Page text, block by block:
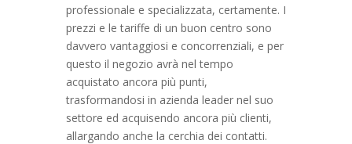
professionale e specializzata, certamente. I
prezzi e le tariffe di un buon centro sono
davvero vantaggiosi e concorrenziali, e per
questo il negozio avrà nel tempo
acquistato ancora più punti,
trasformandosi in azienda leader nel suo
settore ed acquisendo ancora più clienti,
allargando anche la cerchia dei contatti.